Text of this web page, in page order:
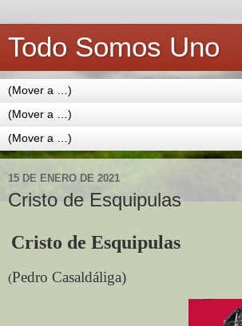
Todo Somos Uno
15 DE ENERO DE 2021
Cristo de Esquipulas
Cristo de Esquipulas
(Pedro Casaldáliga)